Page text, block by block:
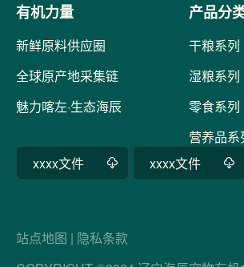
有机力量
新鲜原料供应圈
全球原产地采集链
魅力喀左·生态海辰
产品分
干粮系列
湿粮系列
零食系列
营养品系
xxxx文件
xxxx文件
站点地图 | 隐私条款